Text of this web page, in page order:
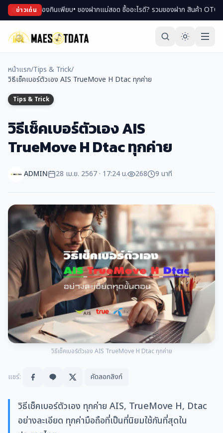
ข่าวเด่น
า ของกินเพียบ• ของฝากแม่สอด ซื้ออะไรดี? รวมของฝาก สินค้า OTOP ขึ้นชื่อ•
หน้าแรก/Tips & Trick/
วิธีเช็คเบอร์ตัวเอง AIS TrueMove H Dtac ทุกค่าย
Tips & Trick
วิธีเช็คเบอร์ตัวเอง AIS
TrueMove H Dtac ทุกค่าย
ADMIN 28 เม.ย. 2567 · 17:24 น. 268 9 นาที
วิธีเช็คเบอร์ตัวเอง AIS TrueMove H Dtac ทุกค่าย
แชร์: คัดลอกลิงก์
วิธีเช็คเบอร์ตัวเอง ทุกค่าย AIS, TrueMove H, Dtac
อย่างละเอียด ทุกค่ามือถือที่เป็นที่นิยมใช้กันที่สุดใน